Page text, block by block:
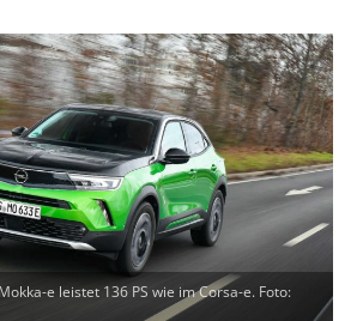
e leistet 136 PS wie im Corsa-e. Foto: